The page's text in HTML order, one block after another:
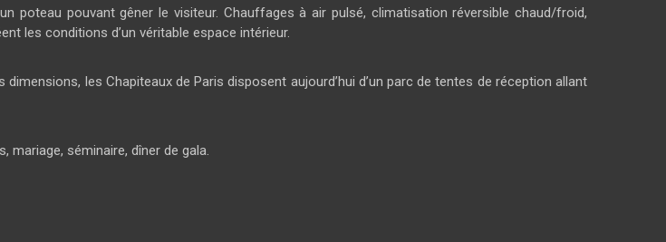
pouvant gêner le visiteur. Chauffages à air pulsé, climatisation réversible chaud/froid,
les conditions d’un véritable espace intérieur.
les Chapiteaux de Paris disposent aujourd’hui d’un parc de tentes de réception allant
séminaire, dîner de gala.